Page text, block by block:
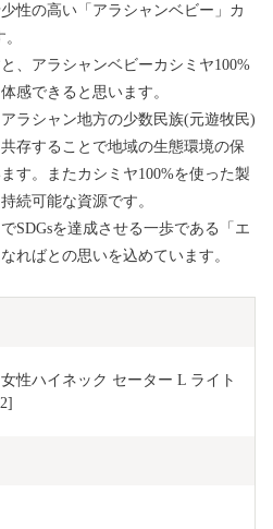
性の高い「アラシャンベビー」カ
、アラシャンベビーカシミヤ100%
感できると思います。
ラシャン地方の少数民族(元遊牧民)
存することで地域の生態環境の保
す。またカシミヤ100%を使った製
続可能な資源です。
SDGsを達成させる一歩である「エ
ればとの思いを込めています。
性ハイネック セーター L ライト